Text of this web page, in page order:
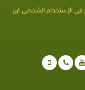
الإستخدام الشخصى غير